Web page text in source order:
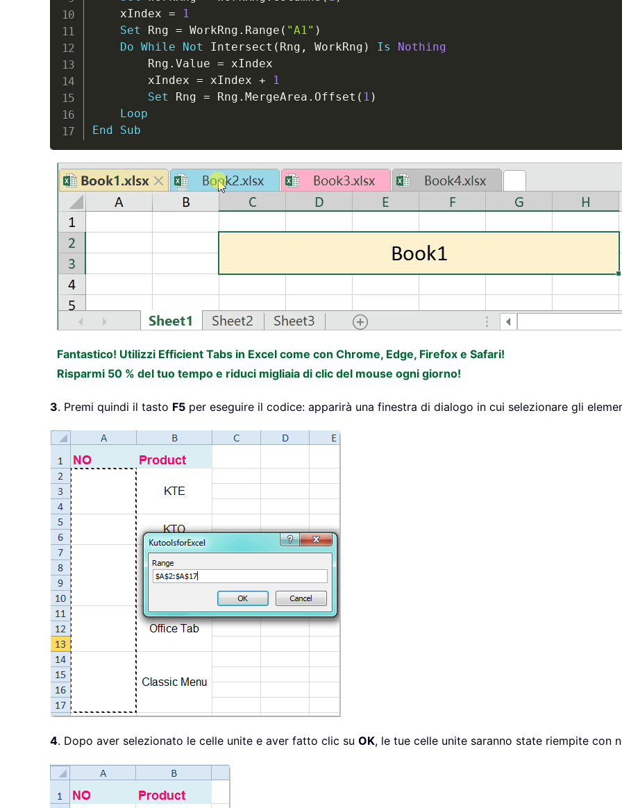
	xIndex
=
1
Set Rng = WorkRng . Range ( "A1" )
Do While Not Intersect ( Rng , WorkRng ) Is
Nothing
		Rng
. Value = xIndex
		xIndex
= xIndex +
1
Set Rng = Rng . MergeArea . Offset ( 1 )
Loop
End
Sub
Fantastico! Utilizzi Efficient Tabs in Excel come con Chrome, Edge, Firefox e Safari!
Risparmi 50 % del tuo tempo e riduci migliaia di clic del mouse ogni giorno!
3. Premi quindi il tasto F5 per eseguire il codice: apparirà una finestra di dialogo in cui selezionare gli
4. Dopo aver selezionato le celle unite e aver fatto clic su OK, le tue celle unite saranno state riempite con